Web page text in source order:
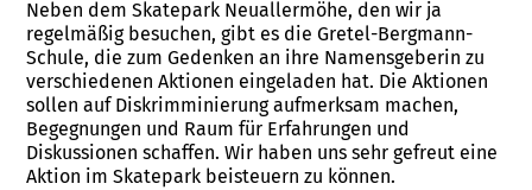
Neben dem Skatepark Neuallermöhe, den wir ja
regelmäßig besuchen, gibt es die Gretel-Bergmann-
Schule, die zum Gedenken an ihre Namensgeberin zu
verschiedenen Aktionen eingeladen hat. Die Aktionen
sollen auf Diskrimminierung aufmerksam machen,
Begegnungen und Raum für Erfahrungen und
Diskussionen schaffen. Wir haben uns sehr gefreut eine
Aktion im Skatepark beisteuern zu können.